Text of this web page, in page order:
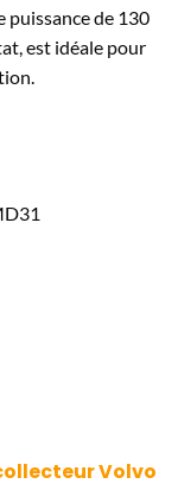
puissance de 130
est idéale pour
Volvo